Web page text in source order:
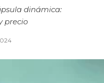
dinámica:
precio